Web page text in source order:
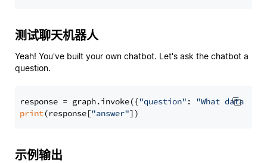
测试聊天机器人
Yeah! You've built your own chatbot. Let's ask the chatbot a
question.
response = graph.invoke({"question" : "What data
print(response["answer"
示例输出